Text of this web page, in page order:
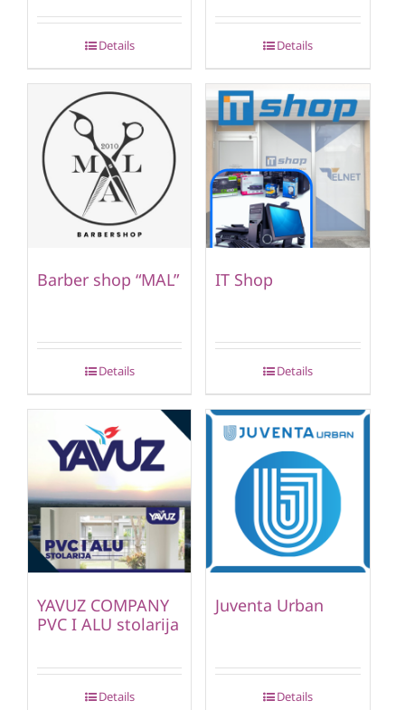
Details Details
Barber shop “MAL”
Details
IT Shop
Details
YAVUZ COMPANY
PVC I ALU stolarija
Details
Juventa Urban
Details